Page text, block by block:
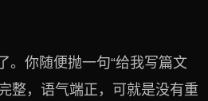
。你随便抛一句“给我写篇文
整，语气端正，可就是没有重